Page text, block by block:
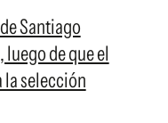
Santiago
de que el
la selección